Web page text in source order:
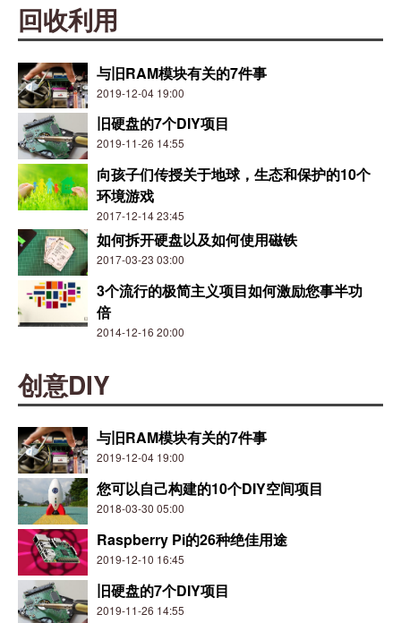
回收利用
与旧RAM模块有关的7件事
2019-12-04 19:00
旧硬盘的7个DIY项目
2019-11-26 14:55
向孩子们传授关于地球，生态和保护的10个
环境游戏
2017-12-14 23:45
如何拆开硬盘以及如何使用磁铁
2017-03-23 03:00
3个流行的极简主义项目如何激励您事半功
倍
2014-12-16 20:00
创意DIY
与旧RAM模块有关的7件事
2019-12-04 19:00
您可以自己构建的10个DIY空间项目
2018-03-30 05:00
Raspberry Pi的26种绝佳用途
2019-12-10 16:45
旧硬盘的7个DIY项目
2019-11-26 14:55